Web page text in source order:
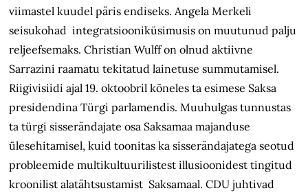
viimastel kuudel päris endiseks. Angela Merkeli
seisukohad integratsiooniküsimusis on muutunud palju
reljeefsemaks. Christian Wulff on olnud aktiivne
Sarrazini raamatu tekitatud lainetuse summutamisel.
Riigivisiidi ajal 19. oktoobril kõneles ta esimese Saksa
presidendina Türgi parlamendis. Muuhulgas tunnustas
ta türgi sisserändajate osa Saksamaa majanduse
ülesehitamisel, kuid toonitas ka sisserändajatega seotud
probleemide multikultuurilistest illusioonidest tingitud
kroonilist alatähtsustamist Saksamaal. CDU juhtivad